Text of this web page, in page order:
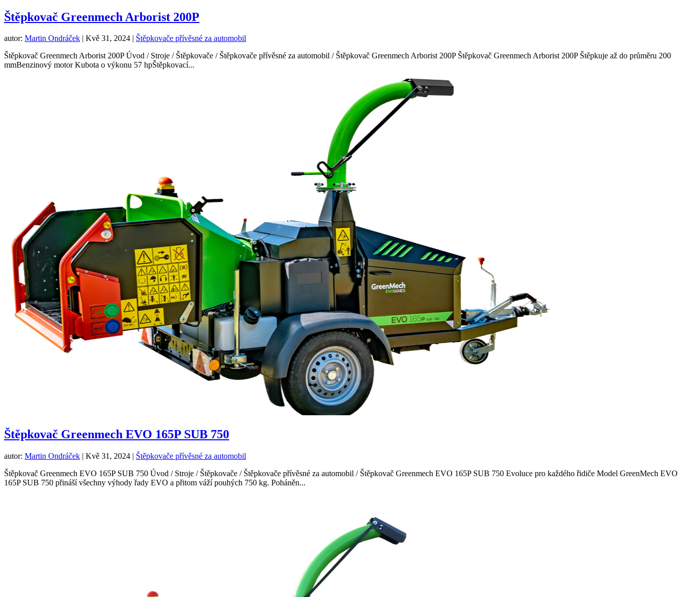
Štěpkovač Greenmech Arborist 200P
autor: Martin Ondráček | Kvě 31, 2024 | Štěpkovače přívěsné za automobil
Štěpkovač Greenmech Arborist 200P Úvod / Stroje / Štěpkovače / Štěpkovače přívěsné za automobil / Štěpkovač Greenmech Arborist 200P Štěpkovač Greenmech Arborist 200P Štěpkuje až do průměru 200
mmBenzinový motor Kubota o výkonu 57 hpŠtěpkovací...
Štěpkovač Greenmech EVO 165P SUB 750
autor: Martin Ondráček | Kvě 31, 2024 | Štěpkovače přívěsné za automobil
Štěpkovač Greenmech EVO 165P SUB 750 Úvod / Stroje / Štěpkovače / Štěpkovače přívěsné za automobil / Štěpkovač Greenmech EVO 165P SUB 750 Evoluce pro každého řidiče Model GreenMech EVO
165P SUB 750 přináší všechny výhody řady EVO a přitom váží pouhých 750 kg. Poháněn...